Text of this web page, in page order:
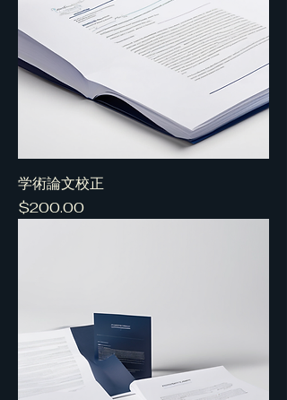
学術論文校正
Price
$200.00